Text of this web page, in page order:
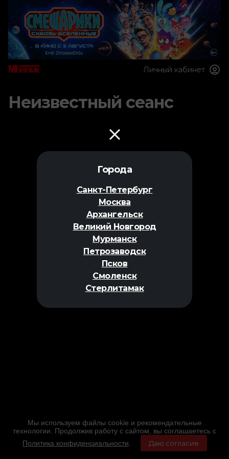
Города
Санкт-Петербург
Москва
Архангельск
Великий Новгород
Мурманск
Петрозаводск
Псков
Смоленск
Стерлитамак
Личный кабинет
Неизвестный сеанс
Мы используем файлы cookie и рекомендательные
технологии. Продолжив работу с сайтом, вы соглашаетесь с
Политика конфиденциальности
Даю согласие